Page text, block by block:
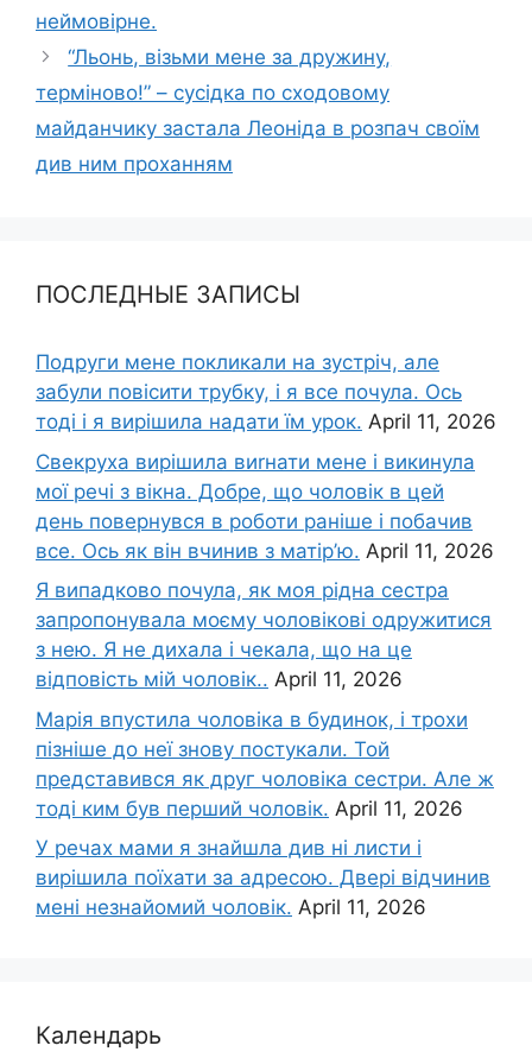
неймовірне.
“Льонь, візьми мене за дружину,
терміново!” – сусідка по сходовому
майданчику застала Леоніда в розпач своїм
див ним проханням
ПОСЛЕДНЫЕ ЗАПИСЫ
Подруги мене покликали на зустріч, але
забули повісити трубку, і я все почула. Ось
тоді і я вирішила надати їм урок. April 11, 2026
Свекруха вирішила виrнати мене і викинула
мої речі з вікна. Добре, що чоловік в цей
день повернувся в роботи раніше і побачив
все. Ось як він вчинив з матір’ю. April 11, 2026
Я випадково почула, як моя рідна сестра
запропонувала моєму чоловікові одружитися
з нею. Я не дихала і чекала, що на це
відповість мій чоловік.. April 11, 2026
Марія впустила чоловіка в будинок, і трохи
пізніше до неї знову постукали. Той
представився як друг чоловіка сестри. Але ж
тоді ким був перший чоловік. April 11, 2026
У речах мами я знайшла див ні листи і
вирішила поїхати за адресою. Двері відчинив
мені незнайомий чоловік. April 11, 2026
Календарь